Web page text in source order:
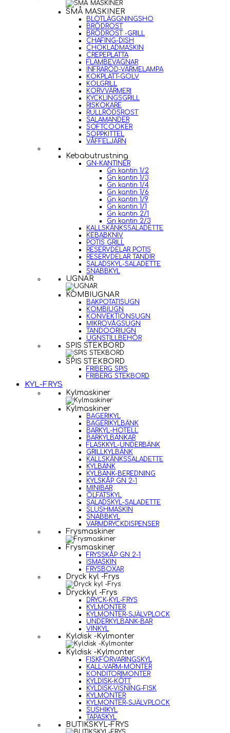
SMÅ MASKINER
BLÖTLÄGGNINGSHO
BRÖDROST
BRÖDROST -GRILL
CHAFING-DISH
CHOKLADMASKIN
CREPEPLATTA
FLAMBEVAGNAR
INFRARÖD-VÄRMELAMPA
KOKPLATT-GOLV
KOLGRILL
KORVVÄRMERI
KYCKLINGSGRILL
RISKOKARE
RULLRÖDSROST
SALAMANDER
SOFTCOOKER
SOPPKITTEL
VÅFFELJÄRN
Kebabutrustning
GN-KANTINER
Gn kantin 1/2
Gn kantin 1/3
Gn kantin 1/4
Gn kantin 1/6
Gn kantin 1/9
Gn kantin 1/1
Gn kantin 2/1
Gn kantin 2/3
KALLSKÄNKSSALADETTE
KEBABKNIV
POTIS GRILL
RESERVDELAR POTIS
RESERVDELAR TANDIR
SALADSKYL-SALADETTE
SNABBKYL
UGNAR
KOMBIUGNAR
BAKPOTATISUGN
KOMBIUGN
KONVEKTIONSUGN
MIKROVÅGSUGN
TANDOORIUGN
UGNSTILLBEHÖR
SPIS STEKBORD
SPIS STEKBORD
FRIBERG SPIS
FRIBERG STEKBORD
KYL-FRYS
Kylmaskiner
Kylmaskiner
BAGERIKYL
BAGERIKYLBÄNK
BARKYL-HOTELL
BARKYLBÄNKAR
FLASKKYL-UNDERBÄNK
GRILLKYLBÄNK
KALLSKÄNKSSALADETTE
KYLBÄNK
KYLBÄNK-BEREDNING
KYLSKÅP GN 2-1
MINIBAR
ÖLFATSKYL
SALADSKYL-SALADETTE
SLUSHMASKIN
SNABBKYL
VARMDRYCKDISPENSER
Frysmaskiner
Frysmaskiner
FRYSSKÅP GN 2-1
ISMASKIN
FRYSBOXAR
Dryck kyl -Frys
Dryckkyl -Frys
DRYCK-KYL-FRYS
KYLMONTER
KYLMONTER-SJÄLVPLOCK
UNDERKYLBÄNK-BAR
VINKYL
Kyldisk -Kylmonter
Kyldisk -Kylmonter
FISKFÖRVARINGSKYL
KALL-VARM-MONTER
KONDITORIMONTER
KYLDISK-KÖTT
KYLDISK-VISNING-FISK
KYLMONTER
KYLMONTER-SJÄLVPLOCK
SUSHIKYL
TAPASKYL
BUTIKSKYL-FRYS